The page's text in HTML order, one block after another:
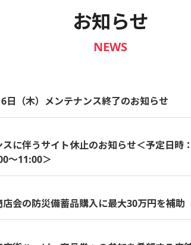
お知らせ
NEWS
日（木）メンテナンス終了のお知らせ
スに伴うサイト休止のお知らせ＜予定日時
～11:00＞
会の防災備蓄品購入に最大30万円を補助